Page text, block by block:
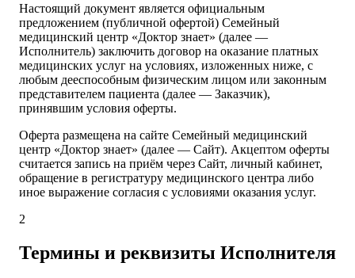
Настоящий документ является официальным
предложением (публичной офертой) Семейный
медицинский центр «Доктор знает» (далее —
Исполнитель) заключить договор на оказание платных
медицинских услуг на условиях, изложенных ниже, с
любым дееспособным физическим лицом или законным
представителем пациента (далее — Заказчик),
принявшим условия оферты.
Оферта размещена на сайте Семейный медицинский
центр «Доктор знает» (далее — Сайт). Акцептом оферты
считается запись на приём через Сайт, личный кабинет,
обращение в регистратуру медицинского центра либо
иное выражение согласия с условиями оказания услуг.
2
Термины и реквизиты Исполнителя